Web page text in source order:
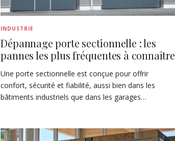
INDUSTRIE
Dépannage porte sectionnelle : les
pannes les plus fréquentes à connaître
Une porte sectionnelle est conçue pour offrir
confort, sécurité et fiabilité, aussi bien dans les
bâtiments industriels que dans les garages…